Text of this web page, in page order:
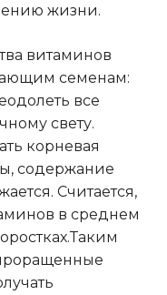
жизни.
витаминов
семенам:
все
свету.
корневая
содержание
Считается,
в среднем